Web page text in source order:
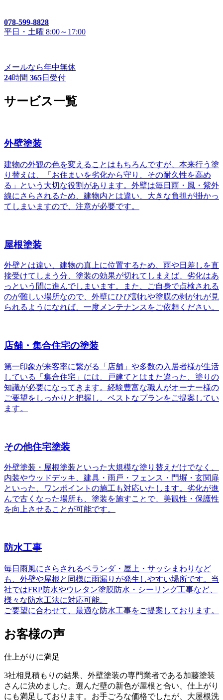
078-599-8828
平日・土曜 8:00～17:00
メールなら年中無休
24時間 365日受付
サービス一覧
外壁塗装
建物の外観の色を変えることはもちろんですが、本来行う塗
り替えは、「お住まいを劣化から守り、その耐久性を高め
る」という大切な役割があります。外壁は毎日雨・風・紫外
線にさらされるため、建物内とは違い、大きな負担が掛かっ
てしまいますので、注意が必要です。
屋根塗装
外壁とは違い、建物の真上に位置するため、雨や日差しを直
接受けてしまう分、塗装の効果が切れてしまえば、劣化はあ
っという間に進んでしまいます。また、ご自身で点検される
のが難しい場所なので、外壁にひび割れや塗膜の剥がれが見
られるようになれば、一度メンテナンスをご依頼ください。
店舗・集合住宅の塗装
第一印象が来客率に繋がる「店舗」や多数の入居者様が生活
している「集合住宅」には、戸建てとはまた違った、塗りの
知識が必要になってきます。経験豊富な職人がオーナー様の
ご要望をしっかりと把握し、ベストなプランをご提案してい
ます。
その他住宅塗装
外壁塗装・屋根塗装といった大規模な塗り替えだけでなく、
内装やウッドデッキ、建具・雨戸・フェンス・門塀・玄関扉
といった、ワンポイントの施工も対応いたします。劣化が進
んで古くなった場所も、塗装を施すことで、美観性・保護性
を向上させることが可能です。
防水工事
毎日雨風にさらされるベランダ・屋上・サッシまわりなど
も、外壁や屋根と同様に雨漏りが発生しやすい場所です。当
社ではFRP防水やウレタン塗膜防水・シーリング工事など、
様々な防水工法に対応可能。
ご要望に合わせて、最適な防水工事をご提案しております。
お客様の声
仕上がりに満足
3社相見積もりの結果、外壁塗装の専門業者である加藤塗装
さんに決めました。選んだ壁の新色が屋根と合い、仕上がり
にも満足しております。お手ごろな価格でしたが、大屋根洗